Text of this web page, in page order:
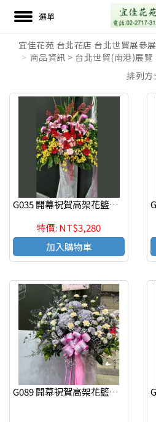
宜佳花苑 台北花店 台北世貿展參
商品資訊 > 台北世貿(南港)展
排列方
G035 開幕祝賀高架花籃、開幕藝術花籃 慶祝榮陞、開幕喬遷(一個)
特價: NT$3,280
加入購物車
G089 開幕祝賀高架花籃、開幕藝術花籃 慶祝榮陞、開幕喬遷(一個)